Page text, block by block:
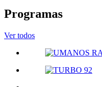
Programas
Ver todos